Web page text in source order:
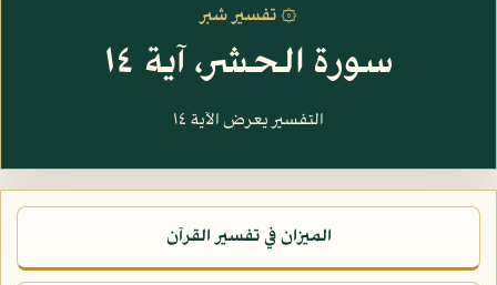
۞ تفسير شبر
سورة الحشر، آية ١٤
التفسير يعرض الآية ١٤
الميزان في تفسير القرآن